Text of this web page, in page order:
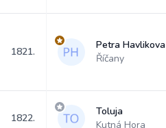
1821.
Petra Havlikova
Říčany
1822.
Toluja
Kutná Hora